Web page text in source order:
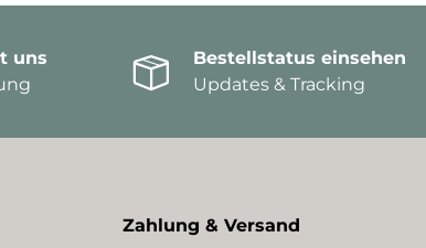
uns
Bestellstatus einsehen
Updates & Tracking
Zahlung & Versand